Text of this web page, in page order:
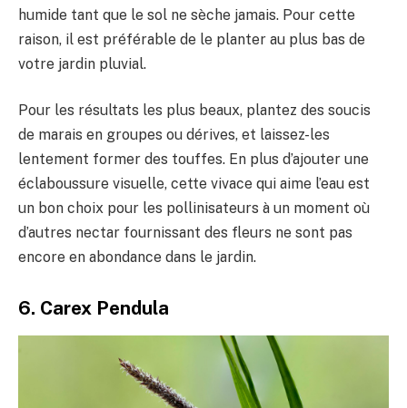
humide tant que le sol ne sèche jamais. Pour cette
raison, il est préférable de le planter au plus bas de
votre jardin pluvial.
Pour les résultats les plus beaux, plantez des soucis
de marais en groupes ou dérives, et laissez-les
lentement former des touffes. En plus d’ajouter une
éclaboussure visuelle, cette vivace qui aime l’eau est
un bon choix pour les pollinisateurs à un moment où
d’autres nectar fournissant des fleurs ne sont pas
encore en abondance dans le jardin.
6. Carex Pendula